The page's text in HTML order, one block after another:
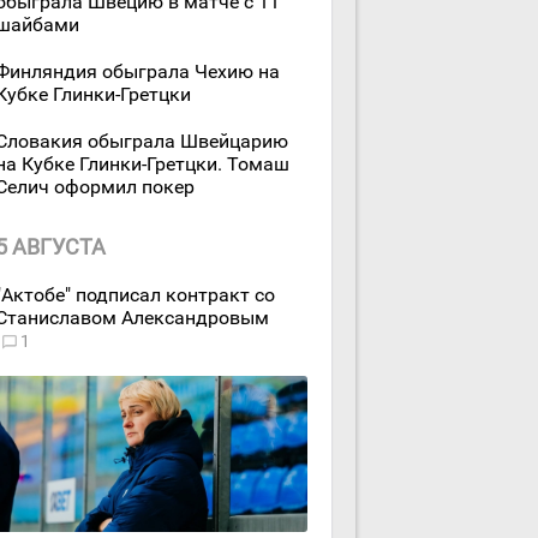
обыграла Чехию на
Глинки-Гретцки
обыграла Швейцарию
Кубке Глинки-Гретцки. Томаш
оформил покер
АВГУСТА
подписал контракт со
Александровым
1